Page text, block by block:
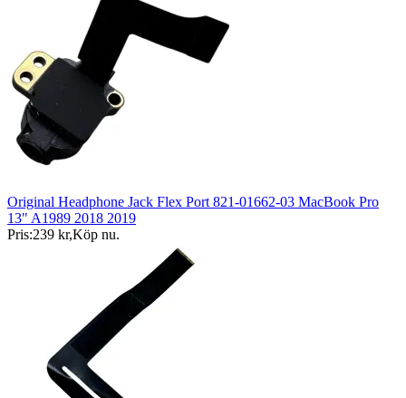
Original Headphone Jack Flex Port 821-01662-03 MacBook Pro
13" A1989 2018 2019
Pris:239 kr,Köp nu.